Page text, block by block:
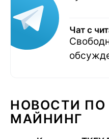
Чат с
НОВОСТИ ПО
МАЙНИНГ